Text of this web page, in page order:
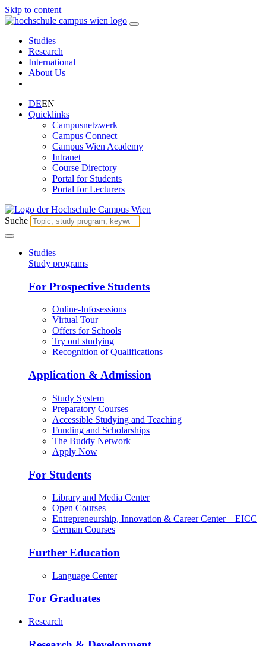
Skip to content
Studies
Research
International
About Us
DEEN
Quicklinks
Campusnetzwerk
Campus Connect
Campus Wien Academy
Intranet
Course Directory
Portal for Students
Portal for Lecturers
Suche
Studies
Study programs
For Prospective Students
Online-Infosessions
Virtual Tour
Offers for Schools
Try out studying
Recognition of Qualifications
Application & Admission
Study System
Preparatory Courses
Accessible Studying and Teaching
Funding and Scholarships
The Buddy Network
Apply Now
For Students
Library and Media Center
Open Courses
Entrepreneurship, Innovation & Career Center – EICC
German Courses
Further Education
Language Center
For Graduates
Research